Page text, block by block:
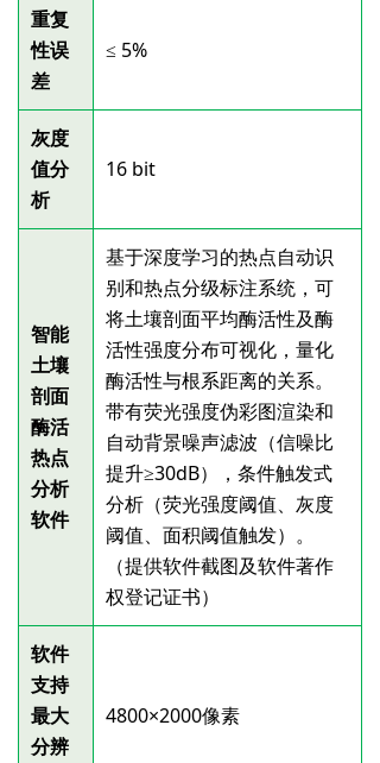
重复
性误
差
≤ 5%
灰度
值分
析
16 bit
智能
土壤
剖面
酶活
热点
分析
软件
基于深度学习的热点自动识
别和热点分级标注系统，可
将土壤剖面平均酶活性及酶
活性强度分布可视化，量化
酶活性与根系距离的关系。
带有荧光强度伪彩图渲染和
自动背景噪声滤波（信噪比
提升≥30dB），条件触发式
分析（荧光强度阈值、灰度
阈值、面积阈值触发）。
（提供软件截图及软件著作
权登记证书）
软件
支持
最大
分辨
4800×2000像素